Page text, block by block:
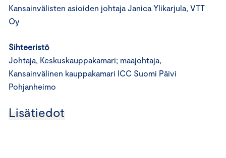
Kansainvälisten asioiden johtaja Janica Ylikarjula, VTT
Oy
Sihteeristö
Johtaja, Keskuskauppakamari; maajohtaja,
Kansainvälinen kauppakamari ICC Suomi Päivi
Pohjanheimo
Lisätiedot